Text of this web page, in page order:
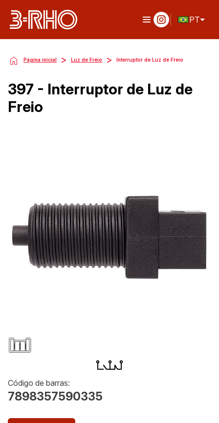
PT
Página inicial > Luz de Freio > Interruptor de Luz de Freio
397 - Interruptor de Luz de
Freio
Código de barras:
7898357590335